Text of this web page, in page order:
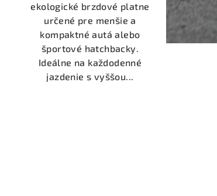
ekologické brzdové platne
určené pre menšie a
kompaktné autá alebo
športové hatchbacky.
Ideálne na každodenné
jazdenie s vyššou...